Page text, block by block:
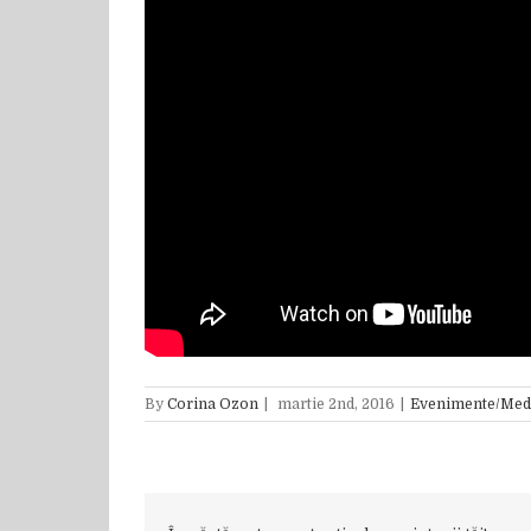
By Corina Ozon martie 2nd, 2016 Evenimente/